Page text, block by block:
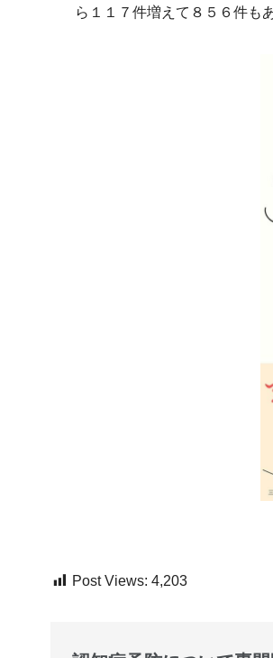
ら１１７件増えて８５６件も
Post Views: 4,203